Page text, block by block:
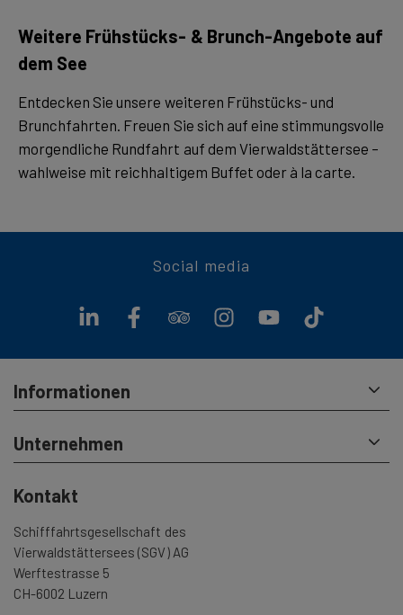
Weitere Frühstücks- & Brunch-Angebote auf
dem See
Entdecken Sie unsere weiteren Frühstücks- und
Brunchfahrten. Freuen Sie sich auf eine stimmungsvolle
morgendliche Rundfahrt auf dem Vierwaldstättersee –
wahlweise mit reichhaltigem Buffet oder à la carte.
Social media
Informationen
Unternehmen
Kontakt
Schifffahrtsgesellschaft des
Vierwaldstättersees (SGV) AG
Werftestrasse 5
CH-6002 Luzern